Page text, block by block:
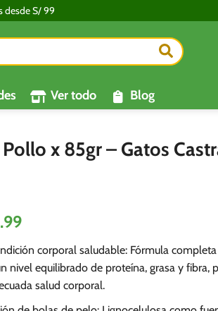
desde S/ 99
Ver todo Blog
x 85gr – Gatos
El
actual
es:
S/.
5.99.
corporal saludable: Fórmula
nivel equilibrado de proteína, grasa y fibra,
salud corporal.